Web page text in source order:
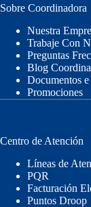
Sobre Coordinadora
Nuestra
Trabaje Con
Preguntas
Blog
Documentos
Promociones
Centro de Atención
Líneas de
PQR
Facturación
Puntos Droop